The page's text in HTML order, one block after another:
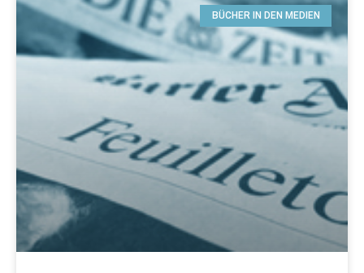
BÜCHER IN DEN MEDIEN